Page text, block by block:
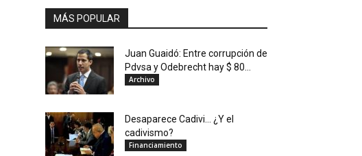
MÁS POPULAR
Juan Guaidó: Entre corrupción de
Pdvsa y Odebrecht hay $ 80...
Archivo
Desaparece Cadivi… ¿Y el
cadivismo?
Financiamiento